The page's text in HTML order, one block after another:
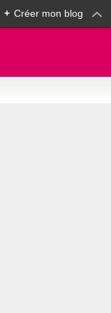
+ Créer mon blog